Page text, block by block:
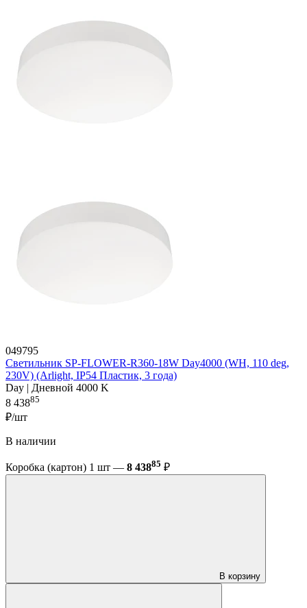
049795
Светильник SP-FLOWER-R360-18W Day4000 (WH, 110 deg,
230V) (Arlight, IP54 Пластик, 3 года)
Day | Дневной 4000 K
8 43885
₽/шт
В наличии
Коробка (картон) 1 шт — 8 43885 ₽
В корзину